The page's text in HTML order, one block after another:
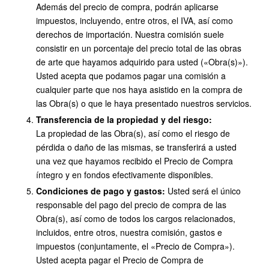
Además del precio de compra, podrán aplicarse
impuestos, incluyendo, entre otros, el IVA, así como
derechos de importación. Nuestra comisión suele
consistir en un porcentaje del precio total de las obras
de arte que hayamos adquirido para usted («Obra(s)»).
Usted acepta que podamos pagar una comisión a
cualquier parte que nos haya asistido en la compra de
las Obra(s) o que le haya presentado nuestros servicios.
Transferencia de la propiedad y del riesgo:
La propiedad de las Obra(s), así como el riesgo de
pérdida o daño de las mismas, se transferirá a usted
una vez que hayamos recibido el Precio de Compra
íntegro y en fondos efectivamente disponibles.
Condiciones de pago y gastos: Usted será el único
responsable del pago del precio de compra de las
Obra(s), así como de todos los cargos relacionados,
incluidos, entre otros, nuestra comisión, gastos e
impuestos (conjuntamente, el «Precio de Compra»).
Usted acepta pagar el Precio de Compra de